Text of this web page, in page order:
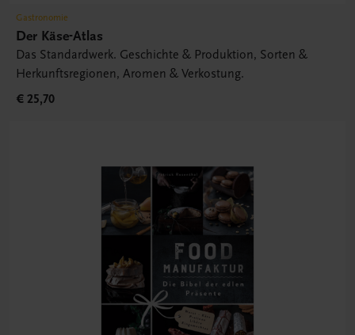
Gastronomie
Der Käse-Atlas
Das Standardwerk. Geschichte & Produktion, Sorten &
Herkunftsregionen, Aromen & Verkostung.
€ 25,70